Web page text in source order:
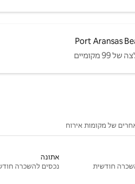
Port Aransas
99 מקומיים
של מקומות אירוח
חודשית
אתונה
נכסים להשכרה